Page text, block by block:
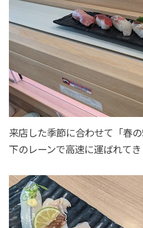
来店した季節に合わせて「春の
下のレーンで高速に運ばれてき